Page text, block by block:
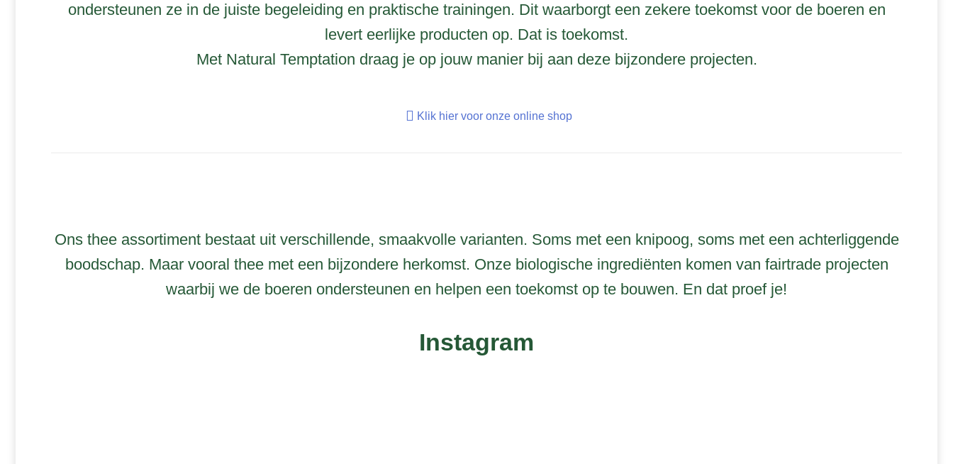
ondersteunen ze in de juiste begeleiding en praktische trainingen. Dit waarborgt een zekere toekomst voor de boeren en
levert eerlijke producten op. Dat is toekomst.
Met Natural Temptation draag je op jouw manier bij aan deze bijzondere projecten.
Klik hier voor onze online shop
Ons thee assortiment bestaat uit verschillende, smaakvolle varianten. Soms met een knipoog, soms met een achterliggende
boodschap. Maar vooral thee met een bijzondere herkomst. Onze biologische ingrediënten komen van fairtrade projecten
waarbij we de boeren ondersteunen en helpen een toekomst op te bouwen. En dat proef je!
Instagram